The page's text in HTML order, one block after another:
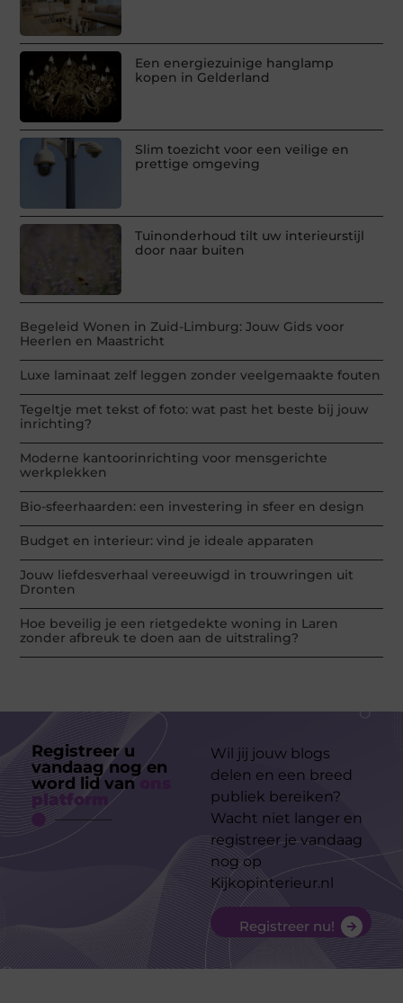
Een energiezuinige hanglamp
kopen in Gelderland
Slim toezicht voor een veilige en
prettige omgeving
Tuinonderhoud tilt uw interieurstijl
door naar buiten
Begeleid Wonen in Zuid-Limburg: Jouw Gids voor
Heerlen en Maastricht
Luxe laminaat zelf leggen zonder veelgemaakte fouten
Tegeltje met tekst of foto: wat past het beste bij jouw
inrichting?
Moderne kantoorinrichting voor mensgerichte
werkplekken
Bio-sfeerhaarden: een investering in sfeer en design
Budget en interieur: vind je ideale apparaten
Jouw liefdesverhaal vereeuwigd in trouwringen uit
Dronten
Hoe beveilig je een rietgedekte woning in Laren
zonder afbreuk te doen aan de uitstraling?
Registreer u
vandaag nog en
word lid van
platform
Wil jij jouw blogs
delen en een breed
publiek bereiken?
Wacht niet langer en
registreer je vandaag
nog op
Kijkopinterieur.nl
Registreer nu!